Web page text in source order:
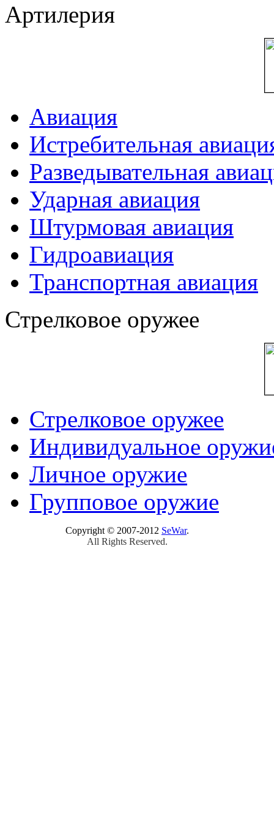
Артилерия
Авиация
Истребительная
Разведывательная
Ударная авиация
Штурмовая авиация
Гидроавиация
Транспортная авиация
Стрелковое оружее
Стрелковое оружее
Индивидуальное
Личное оружие
Групповое оружие
Copyright © 2007-2012 SeWar.
All Rights Reserved.